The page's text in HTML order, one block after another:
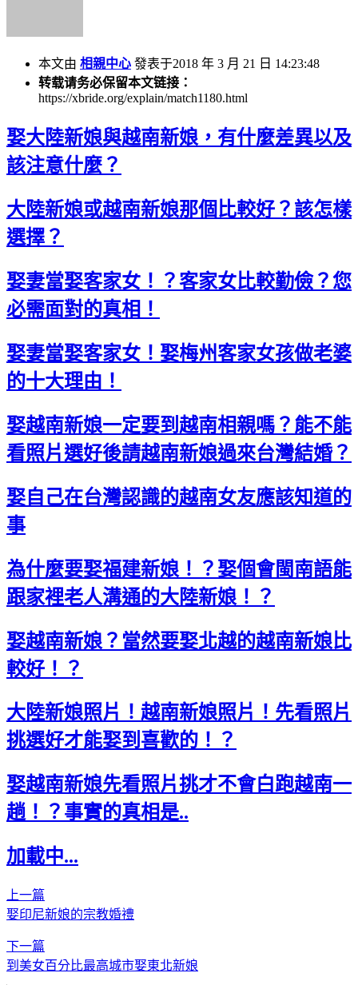
本文由 相親中心 發表于2018 年 3 月 21 日 14:23:48
转载请务必保留本文链接：
https://xbride.org/explain/match1180.html
娶大陸新娘與越南新娘，有什麼差異以及
該注意什麼？
大陸新娘或越南新娘那個比較好？該怎樣
選擇？
娶妻當娶客家女！？客家女比較勤儉？您
必需面對的真相！
娶妻當娶客家女！娶梅州客家女孩做老婆
的十大理由！
娶越南新娘一定要到越南相親嗎？能不能
看照片選好後請越南新娘過來台灣結婚？
娶自己在台灣認識的越南女友應該知道的
事
為什麼要娶福建新娘！？娶個會閩南語能
跟家裡老人溝通的大陸新娘！？
娶越南新娘？當然要娶北越的越南新娘比
較好！？
大陸新娘照片！越南新娘照片！先看照片
挑選好才能娶到喜歡的！？
娶越南新娘先看照片挑才不會白跑越南一
趟！？事實的真相是..
加載中...
上一篇
娶印尼新娘的宗教婚禮
下一篇
到美女百分比最高城市娶東北新娘